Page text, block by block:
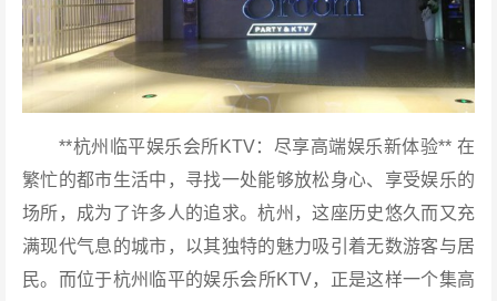
**杭州临平娱乐会所KTV：尽享高端娱乐新体验** 在
繁忙的都市生活中，寻找一处能够放松身心、享受娱乐的
场所，成为了许多人的追求。杭州，这座历史悠久而又充
满现代气息的城市，以其独特的魅力吸引着无数游客与居
民。而位于杭州临平的娱乐会所KTV，正是这样一个集高